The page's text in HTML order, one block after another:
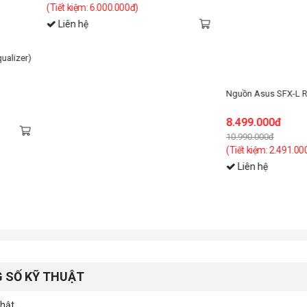
Nguồn Asus SFX-L ROG LOKI 1200 1200w
(Tiết kiệm: 2.491.000đ)
SỐ KỸ THUẬT